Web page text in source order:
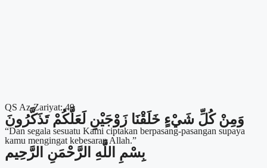
QS Az-Zariyat: 49
وَمِنْ كُلِّ شَيْءٍ خَلَقْنَا زَوْجَيْنِ لَعَلَّكُمْ تَذَكَّرُونَ
“Dan segala sesuatu Kami ciptakan berpasang-pasangan supaya
kamu mengingat kebesaran Allah.”
بِسْمِ اللَّهِ الرَّحْمَنِ الرَّحِيم